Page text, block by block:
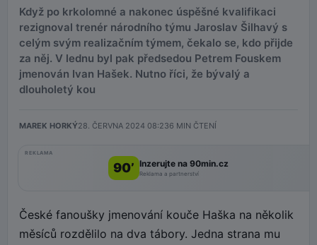
Když po krkolomné a nakonec úspěšné kvalifikaci
rezignoval trenér národního týmu Jaroslav Šilhavý s
celým svým realizačním týmem, čekalo se, kdo přijde
za něj. V lednu byl pak předsedou Petrem Fouskem
jmenován Ivan Hašek. Nutno říci, že bývalý a
dlouholetý kou
MAREK HORKÝ28. ČERVNA 2024 08:236 MIN ČTENÍ
REKLAMA
90’ Inzerujte na 90min.cz
Reklama a partnerství
České fanoušky jmenování kouče Haška na několik
měsíců rozdělilo na dva tábory. Jedna strana mu